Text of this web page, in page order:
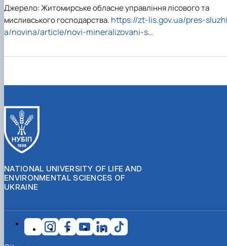
Джерело: Житомирське обласне управління лісового та
мисливського господарства. https://zt-lis.gov.ua/pres-
a/novina/article/novi-mineralizovani-s…
NATIONAL UNIVERSITY OF LIFE AND
ENVIRONMENTAL SCIENCES OF
UKRAINE